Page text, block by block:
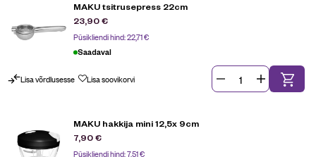
MAKU tsitrusepress 22cm
23,90€
Püsikliendi hind:22,71€
Saadaval
Lisa võrdlusesse Lisa soovikorvi
MAKU hakkija mini 12,5x 9cm
7,90€
Püsikliendi hind:7,51€